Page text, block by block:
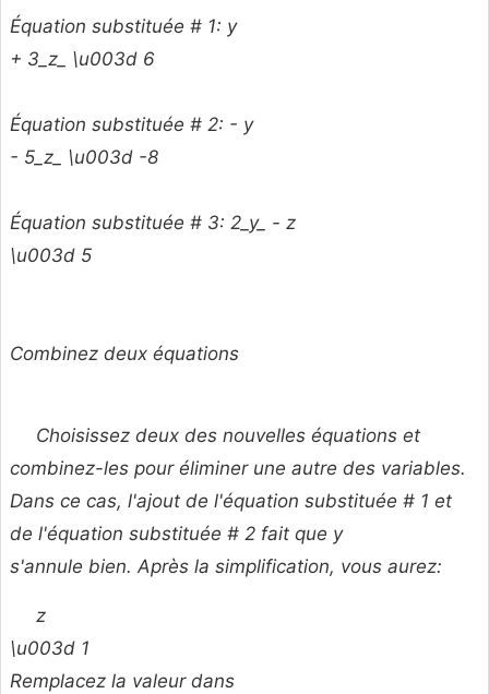
Équation substituée # 1: y
+ 3_z_ \u003d 6
Équation substituée # 2: - y
- 5_z_ \u003d -8
Équation substituée # 3: 2_y_ - z
\u003d 5
Combinez deux équations
Choisissez deux des nouvelles équations et
combinez-les pour éliminer une autre des variables.
Dans ce cas, l'ajout de l'équation substituée # 1 et
de l'équation substituée # 2 fait que y
s'annule bien. Après la simplification, vous aurez:
z
\u003d 1
Remplacez la valeur dans